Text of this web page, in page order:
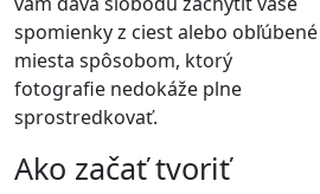
spomienky z ciest alebo obľúbené
miesta spôsobom, ktorý
fotografie nedokáže plne
sprostredkovať.
Ako začať tvoriť